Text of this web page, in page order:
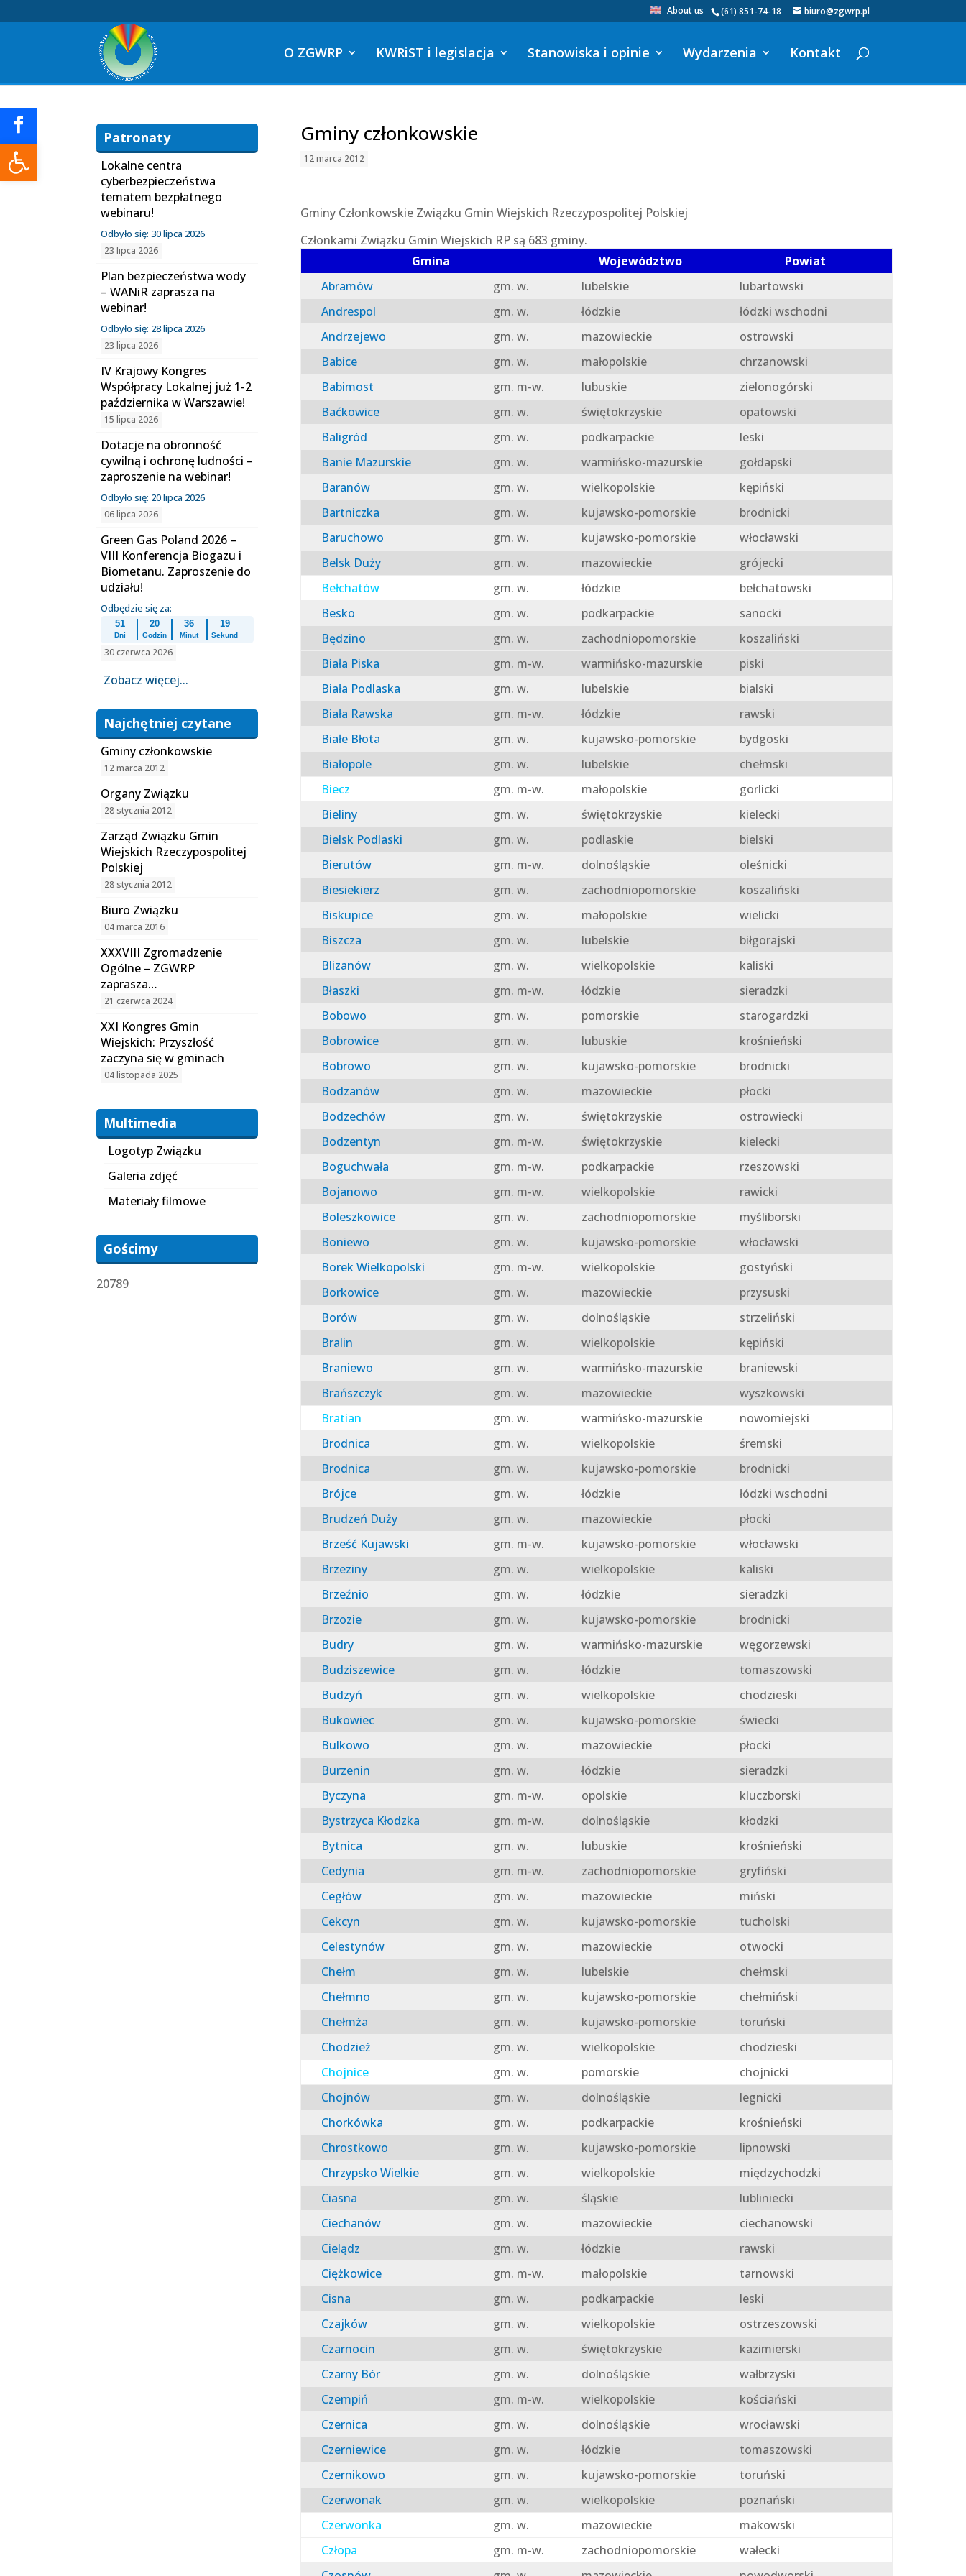
Otwórz pasek narzędzi
(61) 851-74-18 biuro@zgwrp.pl
About us
O ZGWRP KWRiST i legislacja Stanowiska i opinie Wydarzenia Kontakt
Gminy członkowskie
12 marca 2012
Gminy Członkowskie Związku Gmin Wiejskich Rzeczypospolitej Polskiej
Członkami Związku Gmin Wiejskich RP są 683 gminy.
Gmina
Województwo
Powiat
Abramów
gm. w. lubelskie
lubartowski
Andrespol
gm. w. łódzkie
łódzki wschodni
Andrzejewo
gm. w. mazowieckie
ostrowski
Babice
gm. w. małopolskie
chrzanowski
Babimost
gm. m-w. lubuskie
zielonogórski
Baćkowice
gm. w. świętokrzyskie
opatowski
Baligród
gm. w. podkarpackie
leski
Banie Mazurskie
gm. w. warmińsko-mazurskie
gołdapski
Baranów
gm. w. wielkopolskie
kępiński
Bartniczka
gm. w. kujawsko-pomorskie
brodnicki
Baruchowo
gm. w. kujawsko-pomorskie
włocławski
Belsk Duży
gm. w. mazowieckie
grójecki
Bełchatów
gm. w. łódzkie
bełchatowski
Besko
gm. w. podkarpackie
sanocki
Będzino
gm. w. zachodniopomorskie
koszaliński
Biała Piska
gm. m-w. warmińsko-mazurskie
piski
Biała Podlaska
gm. w. lubelskie
bialski
Biała Rawska
gm. m-w. łódzkie
rawski
Białe Błota
gm. w. kujawsko-pomorskie
bydgoski
Białopole
gm. w. lubelskie
chełmski
Biecz
gm. m-w. małopolskie
gorlicki
Bieliny
gm. w. świętokrzyskie
kielecki
Bielsk Podlaski
gm. w. podlaskie
bielski
Bierutów
gm. m-w. dolnośląskie
oleśnicki
Biesiekierz
gm. w. zachodniopomorskie
koszaliński
Biskupice
gm. w. małopolskie
wielicki
Biszcza
gm. w. lubelskie
biłgorajski
Blizanów
gm. w. wielkopolskie
kaliski
Błaszki
gm. m-w. łódzkie
sieradzki
Bobowo
gm. w. pomorskie
starogardzki
Bobrowice
gm. w. lubuskie
krośnieński
Bobrowo
gm. w. kujawsko-pomorskie
brodnicki
Bodzanów
gm. w. mazowieckie
płocki
Bodzechów
gm. w. świętokrzyskie
ostrowiecki
Bodzentyn
gm. m-w. świętokrzyskie
kielecki
Boguchwała
gm. m-w. podkarpackie
rzeszowski
Bojanowo
gm. m-w. wielkopolskie
rawicki
Boleszkowice
gm. w. zachodniopomorskie
myśliborski
Boniewo
gm. w. kujawsko-pomorskie
włocławski
Borek Wielkopolski
gm. m-w. wielkopolskie
gostyński
Borkowice
gm. w. mazowieckie
przysuski
Borów
gm. w. dolnośląskie
strzeliński
Bralin
gm. w. wielkopolskie
kępiński
Braniewo
gm. w. warmińsko-mazurskie
braniewski
Brańszczyk
gm. w. mazowieckie
wyszkowski
Bratian
gm. w. warmińsko-mazurskie
nowomiejski
Brodnica
gm. w. wielkopolskie
śremski
Brodnica
gm. w. kujawsko-pomorskie
brodnicki
Brójce
gm. w. łódzkie
łódzki wschodni
Brudzeń Duży
gm. w. mazowieckie
płocki
Brześć Kujawski
gm. m-w. kujawsko-pomorskie
włocławski
Brzeziny
gm. w. wielkopolskie
kaliski
Brzeźnio
gm. w. łódzkie
sieradzki
Brzozie
gm. w. kujawsko-pomorskie
brodnicki
Budry
gm. w. warmińsko-mazurskie
węgorzewski
Budziszewice
gm. w. łódzkie
tomaszowski
Budzyń
gm. w. wielkopolskie
chodzieski
Bukowiec
gm. w. kujawsko-pomorskie
świecki
Bulkowo
gm. w. mazowieckie
płocki
Burzenin
gm. w. łódzkie
sieradzki
Byczyna
gm. m-w. opolskie
kluczborski
Bystrzyca Kłodzka
gm. m-w. dolnośląskie
kłodzki
Bytnica
gm. w. lubuskie
krośnieński
Cedynia
gm. m-w. zachodniopomorskie
gryfiński
Cegłów
gm. w. mazowieckie
miński
Cekcyn
gm. w. kujawsko-pomorskie
tucholski
Celestynów
gm. w. mazowieckie
otwocki
Chełm
gm. w. lubelskie
chełmski
Chełmno
gm. w. kujawsko-pomorskie
chełmiński
Chełmża
gm. w. kujawsko-pomorskie
toruński
Chodzież
gm. w. wielkopolskie
chodzieski
Chojnice
gm. w. pomorskie
chojnicki
Chojnów
gm. w. dolnośląskie
legnicki
Chorkówka
gm. w. podkarpackie
krośnieński
Chrostkowo
gm. w. kujawsko-pomorskie
lipnowski
Chrzypsko Wielkie
gm. w. wielkopolskie
międzychodzki
Ciasna
gm. w. śląskie
lubliniecki
Ciechanów
gm. w. mazowieckie
ciechanowski
Cielądz
gm. w. łódzkie
rawski
Ciężkowice
gm. m-w. małopolskie
tarnowski
Cisna
gm. w. podkarpackie
leski
Czajków
gm. w. wielkopolskie
ostrzeszowski
Czarnocin
gm. w. świętokrzyskie
kazimierski
Czarny Bór
gm. w. dolnośląskie
wałbrzyski
Czempiń
gm. m-w. wielkopolskie
kościański
Czernica
gm. w. dolnośląskie
wrocławski
Czerniewice
gm. w. łódzkie
tomaszowski
Czernikowo
gm. w. kujawsko-pomorskie
toruński
Czerwonak
gm. w. wielkopolskie
poznański
Czerwonka
gm. w. mazowieckie
makowski
Człopa
gm. m-w. zachodniopomorskie
wałecki
Patronaty
Lokalne centra
cyberbezpieczeństwa
tematem bezpłatnego
webinaru!
Odbyło się: 30 lipca 2026
23 lipca 2026
Plan bezpieczeństwa wody
– WANiR zaprasza na
webinar!
Odbyło się: 28 lipca 2026
23 lipca 2026
IV Krajowy Kongres
Współpracy Lokalnej już 1-2
października w Warszawie!
15 lipca 2026
Dotacje na obronność
cywilną i ochronę ludności –
zaproszenie na webinar!
Odbyło się: 20 lipca 2026
06 lipca 2026
Green Gas Poland 2026 –
VIII Konferencja Biogazu i
Biometanu. Zaproszenie do
udziału!
Odbędzie się za:
51
Dni
20
Godzin
36
Minut
19
Sekund
30 czerwca 2026
Zobacz więcej...
Najchętniej czytane
Gminy członkowskie
12 marca 2012
Organy Związku
28 stycznia 2012
Zarząd Związku Gmin
Wiejskich Rzeczypospolitej
Polskiej
28 stycznia 2012
Biuro Związku
04 marca 2016
XXXVIII Zgromadzenie
Ogólne – ZGWRP
zaprasza…
21 czerwca 2024
XXI Kongres Gmin
Wiejskich: Przyszłość
zaczyna się w gminach
04 listopada 2025
Multimedia
Logotyp Związku
Galeria zdjęć
Materiały filmowe
Gościmy
20789